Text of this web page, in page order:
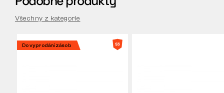
Všechny z kategorie
Do vyprodání zásob